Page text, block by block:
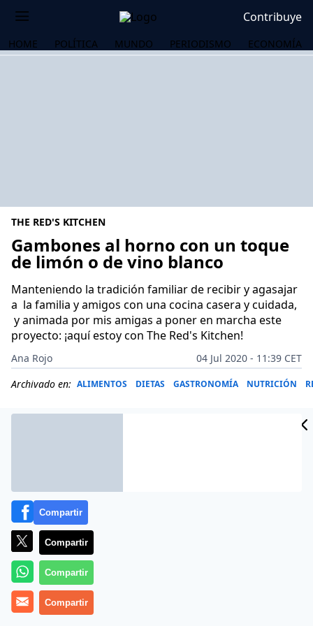
Contribuye
HOME POLÍTICA MUNDO PERIODISMO ECONOMÍA
THE RED'S KITCHEN
Gambones al horno con un toque
de limón o de vino blanco
Manteniendo la tradición familiar de recibir y agasajar
a la familia y amigos con una cocina casera y cuidada,
y animada por mis amigas a poner en marcha este
proyecto: ¡aquí estoy con The Red's Kitchen!
Ana Rojo
04 Jul 2020 - 11:39 CET
Archivado en: ALIMENTOS DIETAS GASTRONOMÍA NUTRICIÓN
Más información
Compartir
Compartir
Compartir
Compartir